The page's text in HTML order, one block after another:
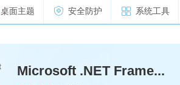
桌面主题 安全防护 系统工具
Microsoft .NET Frame...